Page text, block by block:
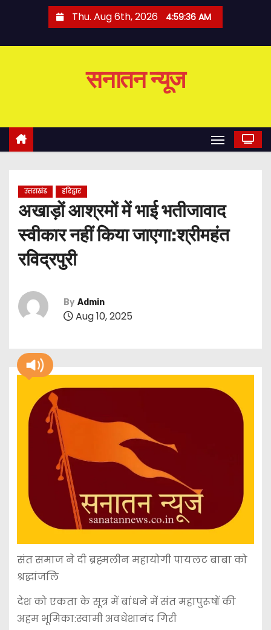
o
Thu. Aug 6th, 2026 4:59:36 AM
सनातन न्यूज
उत्तराखंड हरिद्वार
अखाड़ों आश्रमों में भाई भतीजावाद
स्वीकार नहीं किया जाएगा:श्रीमहंत
रविद्रपुरी
By Admin
Aug 10, 2025
संत समाज ने दी ब्रह्मलीन महायोगी पायलट बाबा को
श्रद्धांजलि
देश को एकता के सूत्र में बांधने में संत महापुरूषों की
अहम भूमिका:स्वामी अवधेशानंद गिरी